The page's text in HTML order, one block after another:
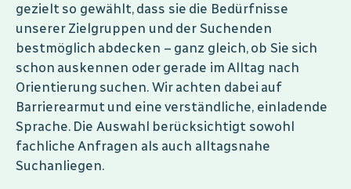
gezielt so gewählt, dass sie die Bedürfnisse
unserer Zielgruppen und der Suchenden
bestmöglich abdecken – ganz gleich, ob Sie sich
schon auskennen oder gerade im Alltag nach
Orientierung suchen. Wir achten dabei auf
Barrierearmut und eine verständliche, einladende
Sprache. Die Auswahl berücksichtigt sowohl
fachliche Anfragen als auch alltagsnahe
Suchanliegen.